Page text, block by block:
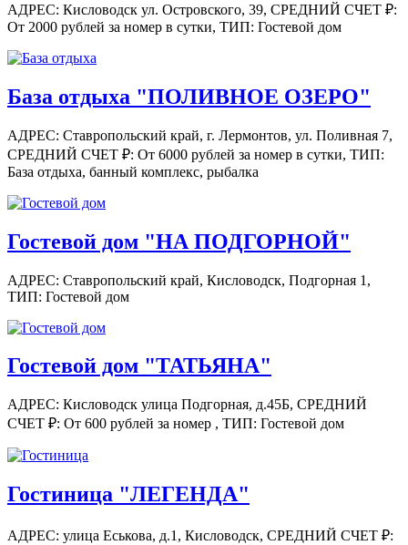
АДРЕС: Кисловодск ул. Островского, 39, СРЕДНИЙ СЧЕТ ₽:
От 2000 рублей за номер в сутки, ТИП: Гостевой дом
База отдыха "ПОЛИВНОЕ ОЗЕРО"
АДРЕС: Ставропольский край, г. Лермонтов, ул. Поливная 7,
СРЕДНИЙ СЧЕТ ₽: От 6000 рублей за номер в сутки, ТИП:
База отдыха, банный комплекс, рыбалка
Гостевой дом "НА ПОДГОРНОЙ"
АДРЕС: Ставропольский край, Кисловодск, Подгорная 1,
ТИП: Гостевой дом
Гостевой дом "ТАТЬЯНА"
АДРЕС: Кисловодск улица Подгорная, д.45Б, СРЕДНИЙ
СЧЕТ ₽: От 600 рублей за номер , ТИП: Гостевой дом
Гостиница "ЛЕГЕНДА"
АДРЕС: улица Еськова, д.1, Кисловодск, СРЕДНИЙ СЧЕТ ₽: